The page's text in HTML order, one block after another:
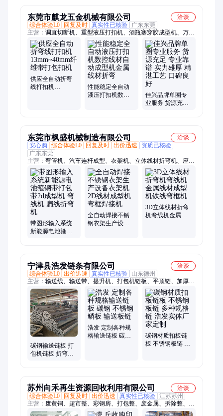
东莞市麒龙五金机械有限公司
洽谈
综合体验L0
回复及时 真实性已核验
广东东莞
主营： 调直切断机、重型液压打扣机、酒瓶塞穿胶成型机、万能
折弯机、线材折弯机、液压成型机、不锈钢饰品扣
供应全自动折弯
线打扣机
性能稳定全自动
液压打扣机数控
佳兴品牌单圈专
业服务 货源充足
东莞市枫盛机械制造有限公司
洽谈
安心购
综合体验L0 回复及时 出价迅速
资质已核验
广东东莞
主营： 弯管机、汽车连杆成型、衣架机、立体线材折弯机、座椅
骨架折弯、线材折弯机、折弯机铁丝、线材弯线机、钢丝折弯
机、弯线机、冷弯设备、平面线材成型机、金属线材成型机、扁
线自动冲压成型、钢筋弯曲机、焊接不锈钢、弯框焊接一体机、
自动焊接设备
带图形输入系统
新能源电池箍钢
全自动焊接不锈
钢衣架生产设备
3D立体线材折弯
机弯线机金属线
宁津县浩发链条有限公司
洽谈
综合体验L0 出价迅速 真实性已核验
山东德州
主营： 输送线、输送带、提升机、打包机链板、平顶链、加厚链
板、重型链板、链板输送机、链板给料机、链板提升机、破碎机
链板、窑炉链板、窑炉网带、退火炉网带、马蹄链、转弯机、烘
干机、不锈钢网带、垃圾输送链板、网带输送机、网带提升机、
不锈钢网链、输送网链、输送链板
碳钢输送链板 打
包机链板 折弯式
浩发 定制各种规
格输送链板 碳钢
碳钢材质扣板链
板 不锈钢板链 多
苏州向禾再生资源回收利用有限公司
洽谈
综合体验L0
回复及时 出价迅速 真实性已核验 江苏苏州
主营： 废黄铜、超市整、彩钢房、打包整、废金属、拆除整、铝
型材、塑料机、机器人、铁烟囱、模具铁、铜阀门、ktv酒吧、